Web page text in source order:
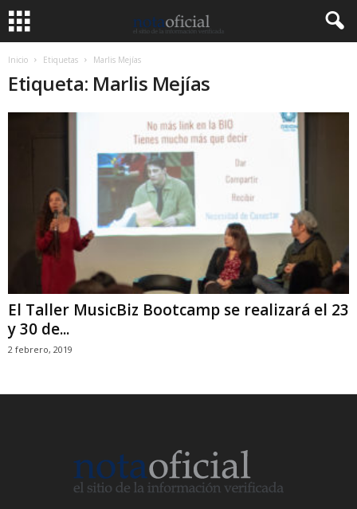
Inicio Etiquetas Marlis Mejías
Etiqueta: Marlis Mejías
El Taller MusicBiz Bootcamp se realizará el 23
y 30 de...
2 febrero, 2019